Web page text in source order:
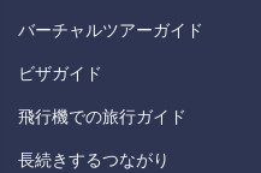
バーチャルツアーガイド
ビザガイド
飛行機での旅行ガイド
長続きするつながり